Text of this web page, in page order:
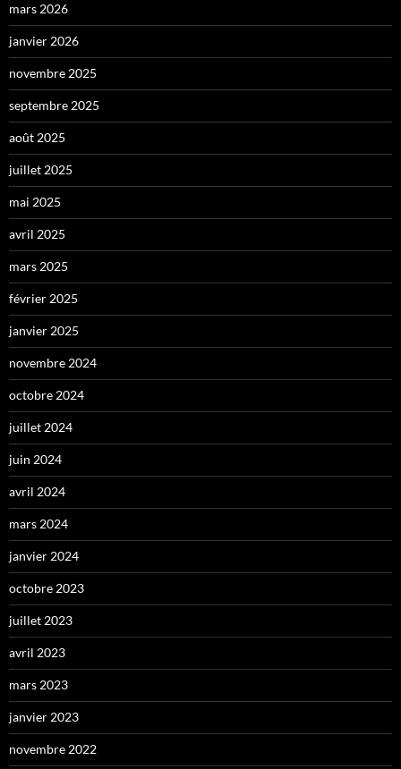
mars 2026
janvier 2026
novembre 2025
septembre 2025
août 2025
juillet 2025
mai 2025
avril 2025
mars 2025
février 2025
janvier 2025
novembre 2024
octobre 2024
juillet 2024
juin 2024
avril 2024
mars 2024
janvier 2024
octobre 2023
juillet 2023
avril 2023
mars 2023
janvier 2023
novembre 2022